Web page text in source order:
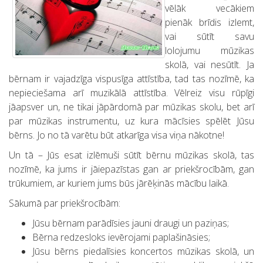
vēlāk vecākiem
pienāk brīdis izlemt,
vai sūtīt savu
lolojumu mūzikas
skolā, vai nesūtīt. Ja
bērnam ir vajadzīga vispusīga attīstība, tad tas nozīmē, ka
nepieciešama arī muzikālā attīstība. Vēlreiz visu rūpīgi
jāapsver un, ne tikai jāpārdomā par mūzikas skolu, bet arī
par mūzikas instrumentu, uz kura mācīsies spēlēt Jūsu
bērns. Jo no tā varētu būt atkarīga visa viņa nākotne!
Un tā – Jūs esat izlēmuši sūtīt bērnu mūzikas skolā, tas
nozīmē, ka jums ir jāiepazīstas gan ar priekšrocībām, gan
trūkumiem, ar kuriem jums būs jārēķinās mācību laikā.
Sākumā par priekšrocībām:
Jūsu bērnam parādīsies jauni draugi un paziņas;
Bērna redzesloks ievērojami paplašināsies;
Jūsu bērns piedalīsies koncertos mūzikas skolā, un